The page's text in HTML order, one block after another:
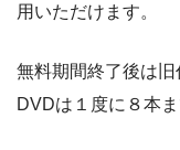
用いただけます。
無料期間終了後は
DVDは１度に８本